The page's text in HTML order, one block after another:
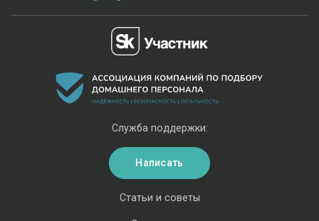
Статьи и советы
Служба поддержки:
Написать